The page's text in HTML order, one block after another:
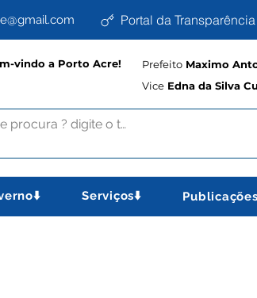
Portal da Transparência
vindo a Porto Acre! Prefeito Maximo
Vice Edna da Silva
Serviços⬇️